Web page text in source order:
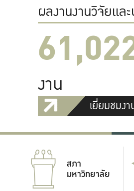
ผลงานงานวิจัยแล
งาน
เยี่ยมชมง
สภา
มหาวิทยาลัย